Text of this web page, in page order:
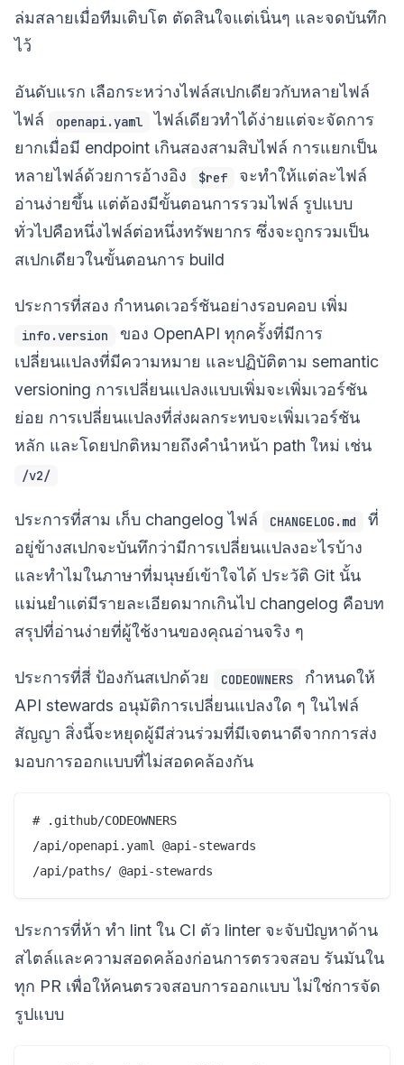
ล่มสลายเมื่อทีมเติบโต ตัดสินใจแต่เนิ่นๆ และจดบันทึก
ไว้
อันดับแรก เลือกระหว่างไฟล์สเปกเดียวกับหลายไฟล์
ไฟล์
openapi.yaml
ไฟล์เดียวทำได้ง่ายแต่จะจัดการ
ยากเมื่อมี endpoint เกินสองสามสิบไฟล์ การแยกเป็น
หลายไฟล์ด้วยการอ้างอิง
$ref
จะทำให้แต่ละไฟล์
อ่านง่ายขึ้น แต่ต้องมีขั้นตอนการรวมไฟล์ รูปแบบ
ทั่วไปคือหนึ่งไฟล์ต่อหนึ่งทรัพยากร ซึ่งจะถูกรวมเป็น
สเปกเดียวในขั้นตอนการ build
ประการที่สอง กำหนดเวอร์ชันอย่างรอบคอบ เพิ่ม
info.version
ของ OpenAPI ทุกครั้งที่มีการ
เปลี่ยนแปลงที่มีความหมาย และปฏิบัติตาม semantic
versioning การเปลี่ยนแปลงแบบเพิ่มจะเพิ่มเวอร์ชัน
ย่อย การเปลี่ยนแปลงที่ส่งผลกระทบจะเพิ่มเวอร์ชัน
หลัก และโดยปกติหมายถึงคำนำหน้า path ใหม่ เช่น
/v2/
ประการที่สาม เก็บ changelog ไฟล์ CHANGELOG.md
ที่
อยู่ข้างสเปกจะบันทึกว่ามีการเปลี่ยนแปลงอะไรบ้าง
และทำไมในภาษาที่มนุษย์เข้าใจได้ ประวัติ Git นั้น
แม่นยำแต่มีรายละเอียดมากเกินไป changelog คือบท
สรุปที่อ่านง่ายที่ผู้ใช้งานของคุณอ่านจริง ๆ
ประการที่สี่ ป้องกันสเปกด้วย CODEOWNERS
กำหนดให้
API stewards อนุมัติการเปลี่ยนแปลงใด ๆ ในไฟล์
สัญญา สิ่งนี้จะหยุดผู้มีส่วนร่วมที่มีเจตนาดีจากการส่ง
มอบการออกแบบที่ไม่สอดคล้องกัน
# .github/CODEOWNERS
/api/openapi.yaml @api-stewards
ประการที่ห้า ทำ lint ใน CI ตัว linter จะจับปัญหาด้าน
สไตล์และความสอดคล้องก่อนการตรวจสอบ รันมันใน
ทุก PR เพื่อให้คนตรวจสอบการออกแบบ ไม่ใช่การจัด
รูปแบบ